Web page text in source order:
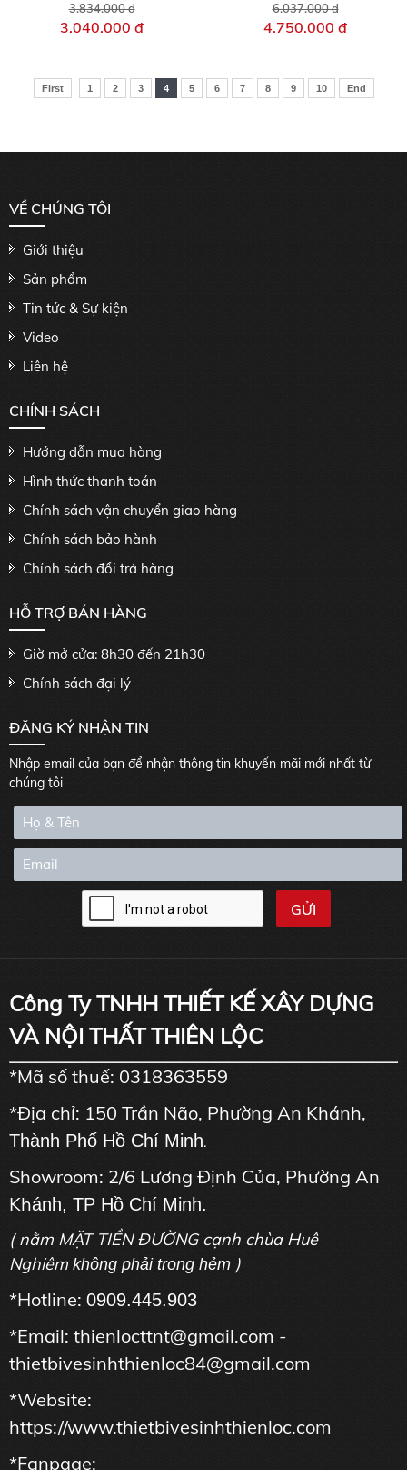
3.834.000 đ
3.040.000 đ
6.037.000 đ
4.750.000 đ
First 1 2 3 4 5 6 7 8 9 10 End
VỀ CHÚNG TÔI
Giới thiệu
Sản phẩm
Tin tức & Sự kiện
Video
Liên hệ
CHÍNH SÁCH
Hướng dẫn mua hàng
Hình thức thanh toán
Chính sách vận chuyển giao hàng
Chính sách bảo hành
Chính sách đổi trả hàng
HỖ TRỢ BÁN HÀNG
Giờ mở cửa: 8h30 đến 21h30
Chính sách đại lý
ĐĂNG KÝ NHẬN TIN
Nhập email của bạn để nhận thông tin khuyến mãi mới nhất từ
chúng tôi
Công Ty TNHH THIẾT KẾ XÂY DỰNG
VÀ NỘI THẤT THIÊN LỘC
*Mã số thuế: 0318363559
*Địa chỉ: 150 Trần Não, Phường An Khánh,
Thành Phố Hồ Chí Minh.
Showroom: 2/6 Lương Định Của, Phường An
Khánh, TP Hồ Chí Minh.
( nằm MẶT TIỀN ĐƯỜNG cạnh chùa Huê
Nghiêm không phải trong hẻm )
*Hotline: 0909.445.903
*Email: thienlocttnt@gmail.com -
thietbivesinhthienloc84@gmail.com
*Website:
https://www.thietbivesinhthienloc.com
*Fanpage: